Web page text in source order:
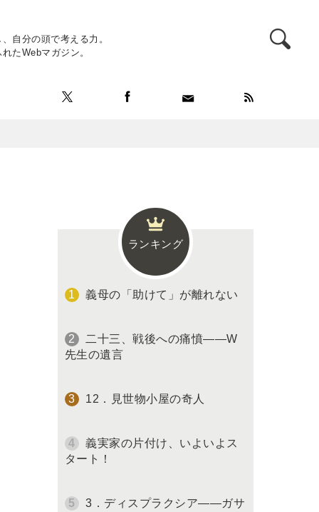
自分の頭で考える力。
たWebマガジン。
ランキング
義母の「助けて」が離れない
二十三、戦後への痛憤――W
先生の遺言
12．見世物小屋の奇人
義実家の片付け、いよいよス
タート！
3．ディスプラクシア――ガサ